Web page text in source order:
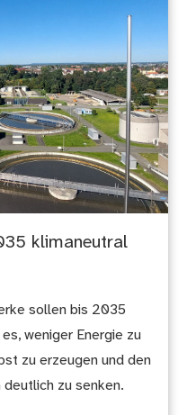
klimaneutral
sollen bis 2035
weniger Energie zu
zu erzeugen und den
zu senken.